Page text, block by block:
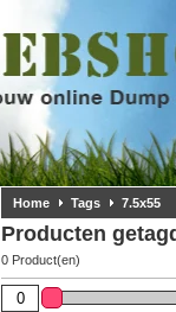
Home Tags 7.5x55
Producten
0 Product(en)